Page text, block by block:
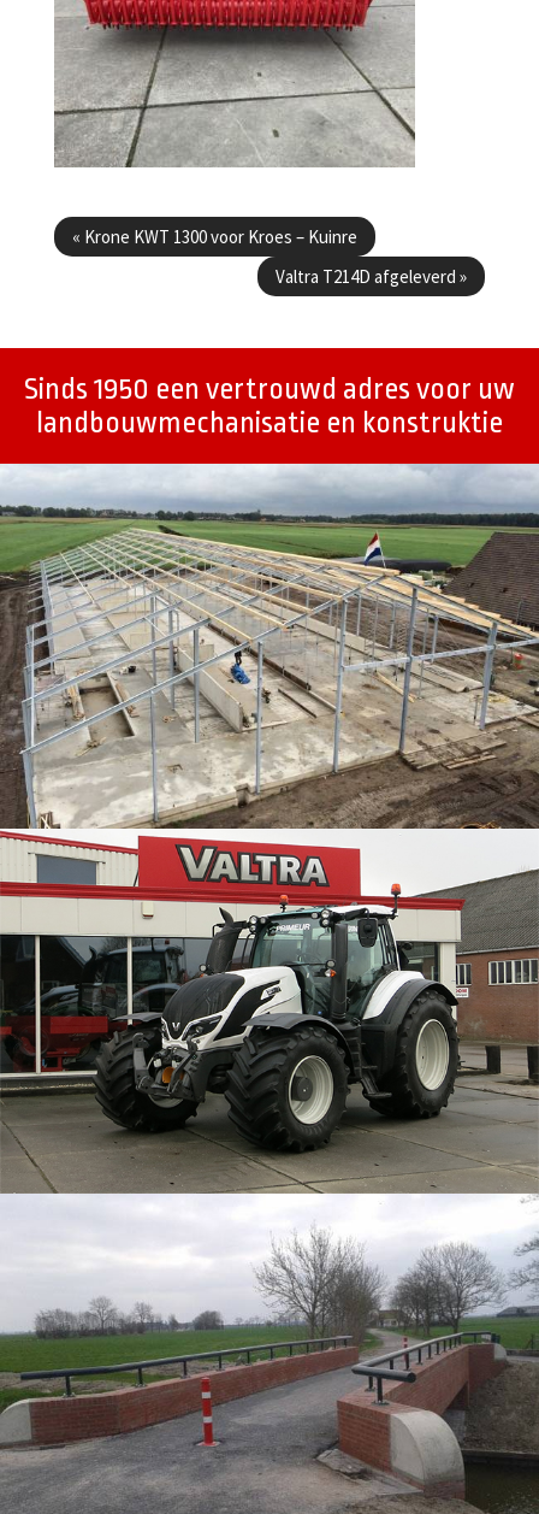
« Krone KWT 1300 voor Kroes – Kuinre
Valtra T214D afgeleverd »
Sinds 1950 een vertrouwd adres voor uw
landbouwmechanisatie en konstruktie